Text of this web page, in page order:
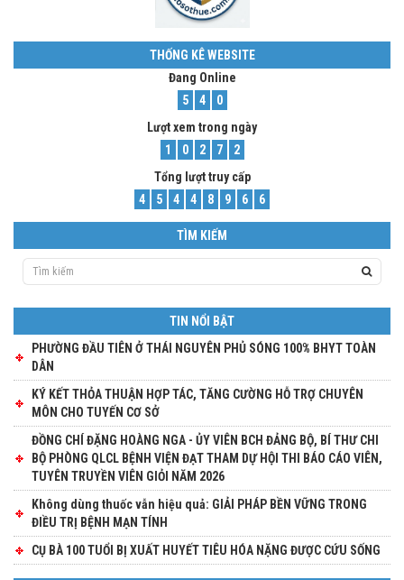
THỐNG KÊ WEBSITE
Đang Online
5
4
0
Lượt xem trong ngày
1
0 2 7
2
Tổng lượt truy cấp
4
5 4 4 8 9 6 6
TÌM KIẾM
TIN NỔI BẬT
PHƯỜNG ĐẦU TIÊN Ở THÁI NGUYÊN PHỦ SÓNG 100% BHYT TOÀN
DÂN
KÝ KẾT THỎA THUẬN HỢP TÁC, TĂNG CƯỜNG HỖ TRỢ CHUYÊN
MÔN CHO TUYẾN CƠ SỞ
ĐỒNG CHÍ ĐẶNG HOÀNG NGA - ỦY VIÊN BCH ĐẢNG BỘ, BÍ THƯ CHI
BỘ PHÒNG QLCL BỆNH VIỆN ĐẠT THAM DỰ HỘI THI BÁO CÁO VIÊN,
TUYÊN TRUYỀN VIÊN GIỎI NĂM 2026
Không dùng thuốc vẫn hiệu quả: GIẢI PHÁP BỀN VỮNG TRONG
ĐIỀU TRỊ BỆNH MẠN TÍNH
CỤ BÀ 100 TUỔI BỊ XUẤT HUYẾT TIÊU HÓA NẶNG ĐƯỢC CỨU SỐNG